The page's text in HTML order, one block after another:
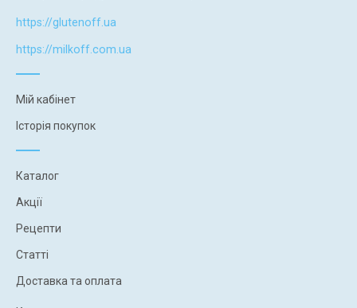
https://glutenoff.ua
https://milkoff.com.ua
Мій кабінет
Історія покупок
Каталог
Акції
Рецепти
Статті
Доставка та оплата